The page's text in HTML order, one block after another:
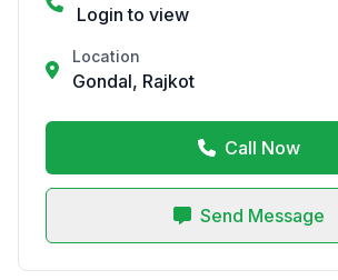
Login to view
Location
Gondal, Rajkot
Call Now
Send Message